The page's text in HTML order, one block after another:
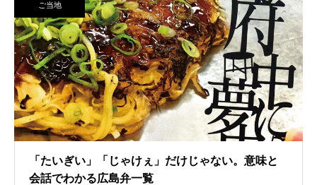
ご当地
「たいぎい」「じゃけぇ」だけじゃない。意味と
会話でわかる広島弁一覧